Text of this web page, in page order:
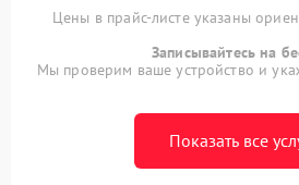
Цены в прайс-листе указаны
Записывайтесь на
Мы проверим ваше устройство и
Показать все